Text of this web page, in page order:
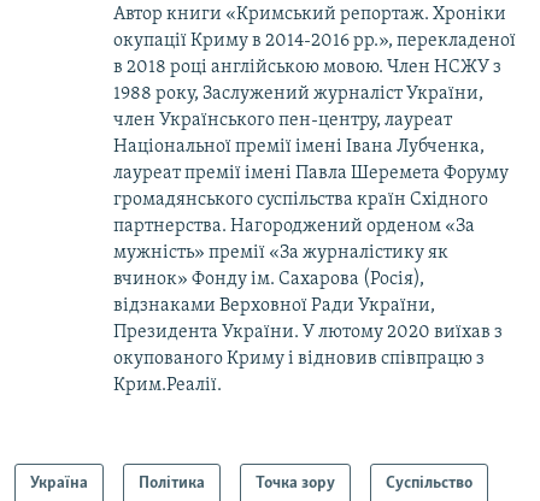
Автор книги «Кримський репортаж. Хроніки
окупації Криму в 2014-2016 рр.», перекладеної
в 2018 році англійською мовою. Член НСЖУ з
1988 року, Заслужений журналіст України,
член Українського пен-центру, лауреат
Національної премії імені Івана Лубченка,
лауреат премії імені Павла Шеремета Форуму
громадянського суспільства країн Східного
партнерства. Нагороджений орденом «За
мужність» премії «За журналістику як
вчинок» Фонду ім. Сахарова (Росія),
відзнаками Верховної Ради України,
Президента України. У лютому 2020 виїхав з
окупованого Криму і відновив співпрацю з
Крим.Реалії.
Україна Політика Точка зору Суспільство